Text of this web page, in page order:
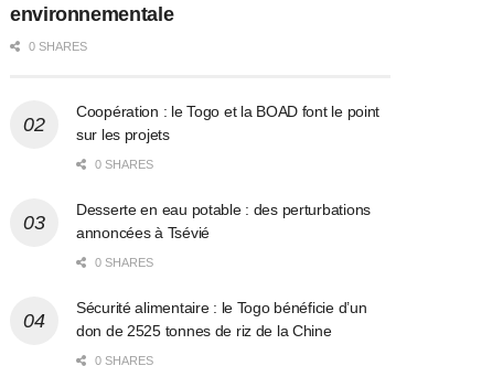
environnementale
0 SHARES
Coopération : le Togo et la BOAD font le point
sur les projets
0 SHARES
Desserte en eau potable : des perturbations
annoncées à Tsévié
0 SHARES
Sécurité alimentaire : le Togo bénéficie d’un
don de 2525 tonnes de riz de la Chine
0 SHARES